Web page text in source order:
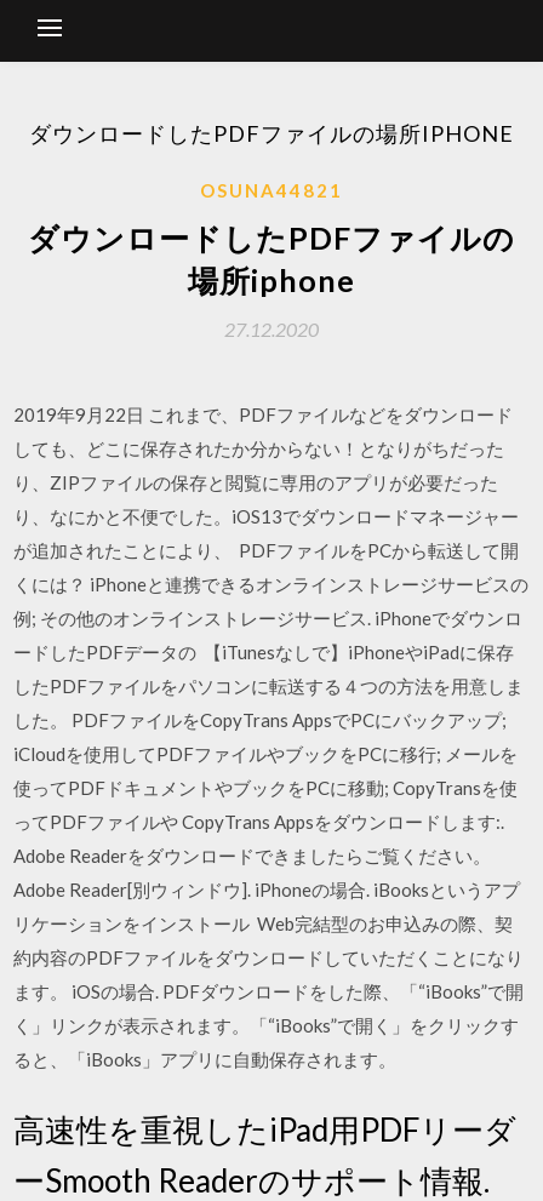
ダウンロードしたPDFファイルの場所IPHONE
OSUNA44821
ダウンロードしたPDFファイルの
場所iphone
27.12.2020
2019年9月22日 これまで、PDFファイルなどをダウンロード
しても、どこに保存されたか分からない！となりがちだった
り、ZIPファイルの保存と閲覧に専用のアプリが必要だった
り、なにかと不便でした。iOS13でダウンロードマネージャー
が追加されたことにより、 PDFファイルをPCから転送して開
くには？ iPhoneと連携できるオンラインストレージサービスの
例; その他のオンラインストレージサービス. iPhoneでダウンロ
ードしたPDFデータの 【iTunesなしで】iPhoneやiPadに保存
したPDFファイルをパソコンに転送する４つの方法を用意しま
した。 PDFファイルをCopyTrans AppsでPCにバックアップ;
iCloudを使用してPDFファイルやブックをPCに移行; メールを
使ってPDFドキュメントやブックをPCに移動; CopyTransを使
ってPDFファイルや CopyTrans Appsをダウンロードします:.
Adobe Readerをダウンロードできましたらご覧ください。
Adobe Reader[別ウィンドウ]. iPhoneの場合. iBooksというアプ
リケーションをインストール Web完結型のお申込みの際、契
約内容のPDFファイルをダウンロードしていただくことになり
ます。 iOSの場合. PDFダウンロードをした際、「“iBooks”で開
く」リンクが表示されます。「“iBooks”で開く」をクリックす
ると、「iBooks」アプリに自動保存されます。
高速性を重視したiPad用PDFリーダ
ーSmooth Readerのサポート情報.